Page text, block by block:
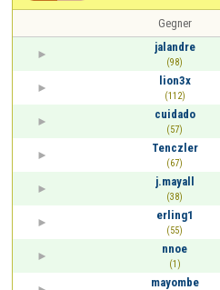
Gegner
jalandre
(98)
lion3x
(112)
cuidado
(57)
Tenczler
(67)
j.mayall
(38)
erling1
(55)
nnoe
(1)
mayombe